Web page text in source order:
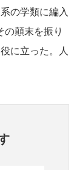
の学類に編入
顛末を振り
に立った。人